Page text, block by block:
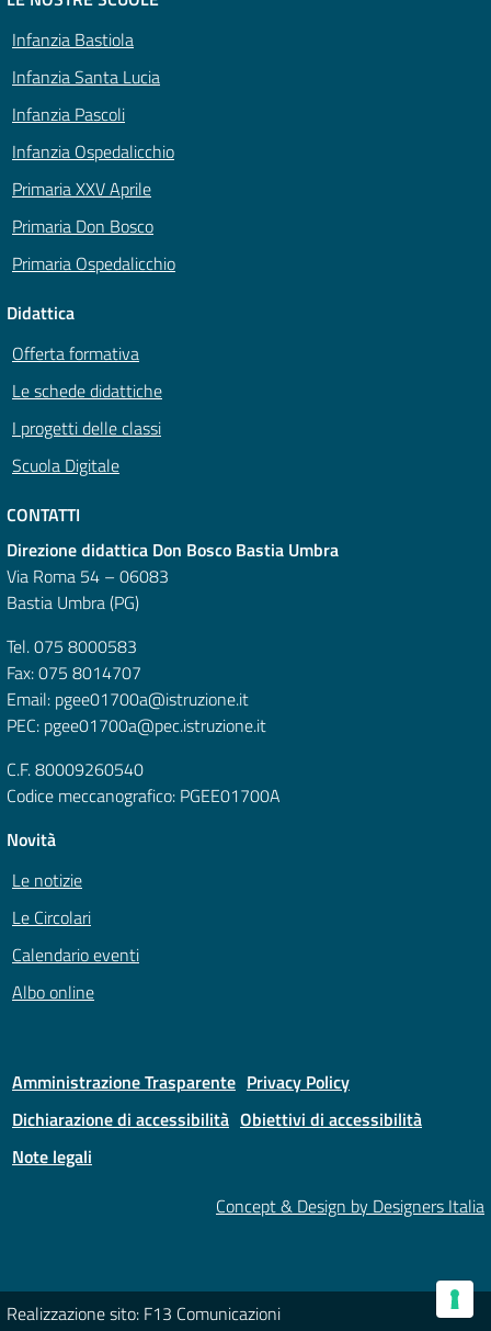
Infanzia Bastiola
Infanzia Santa Lucia
Infanzia Pascoli
Infanzia Ospedalicchio
Primaria XXV Aprile
Primaria Don Bosco
Primaria Ospedalicchio
Didattica
Offerta formativa
Le schede didattiche
I progetti delle classi
Scuola Digitale
CONTATTI
Direzione didattica Don Bosco Bastia Umbra
Via Roma 54 – 06083
Bastia Umbra (PG)
Tel. 075 8000583
Fax: 075 8014707
Email: pgee01700a@istruzione.it
PEC: pgee01700a@pec.istruzione.it
C.F. 80009260540
Codice meccanografico: PGEE01700A
Novità
Le notizie
Le Circolari
Calendario eventi
Albo online
Amministrazione Trasparente Privacy Policy
Dichiarazione di accessibilità Obiettivi di accessibilità
Note legali
Concept & Design by Designers Italia
Realizzazione sito: F13 Comunicazioni Le